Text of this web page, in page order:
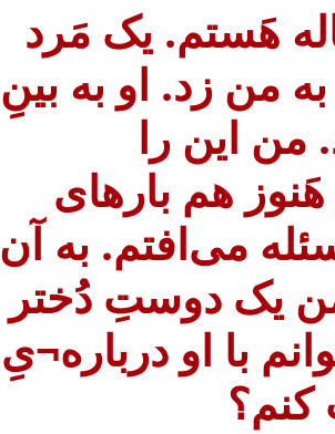
پسرِ 15 ساله هَستم. یک مَرد
من زد. او به بینِ
این را
هم بارهای
می‌افتم. به آن
یک دوستِ دُختر
با او درباره¬یِ